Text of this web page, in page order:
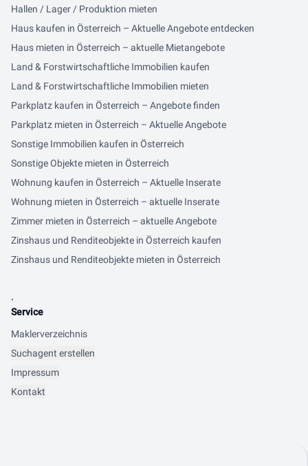
Hallen / Lager / Produktion mieten
Haus kaufen in Österreich – Aktuelle Angebote entdecken
Haus mieten in Österreich – aktuelle Mietangebote
Land & Forstwirtschaftliche Immobilien kaufen
Land & Forstwirtschaftliche Immobilien mieten
Parkplatz kaufen in Österreich – Angebote finden
Parkplatz mieten in Österreich – Aktuelle Angebote
Sonstige Immobilien kaufen in Österreich
Sonstige Objekte mieten in Österreich
Wohnung kaufen in Österreich – Aktuelle Inserate
Wohnung mieten in Österreich – aktuelle Inserate
Zimmer mieten in Österreich – aktuelle Angebote
Zinshaus und Renditeobjekte in Österreich kaufen
Zinshaus und Renditeobjekte mieten in Österreich
.
Service
Maklerverzeichnis
Suchagent erstellen
Impressum
Kontakt